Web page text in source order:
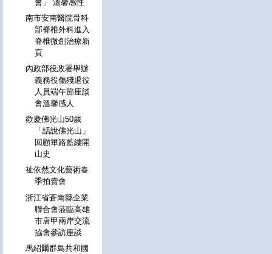
會」 溫馨感性
南市安南醫院骨科
部脊椎外科進入
脊椎微創治療新
頁
內政部役政署舉辦
義務役傷殘退役
人員端午節座談
會溫馨感人
歡慶佛光山50歲
「話說佛光山」
回顧篳路藍縷開
山史
祉依然文化藝術春
季拍賣會
浙江省蒼南縣企業
聯合會蒞臨高雄
市唐甲兩岸交流
拹會參訪座談
馬紹爾群島共和國